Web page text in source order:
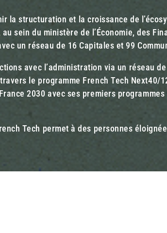
la structuration et la croissance de
sein du ministère de l’Économie, des
un réseau de 16 Capitales et 99
avec l’administration via un réseau
le programme French Tech Next40/
2030 avec ses premiers
Tech permet à des personnes